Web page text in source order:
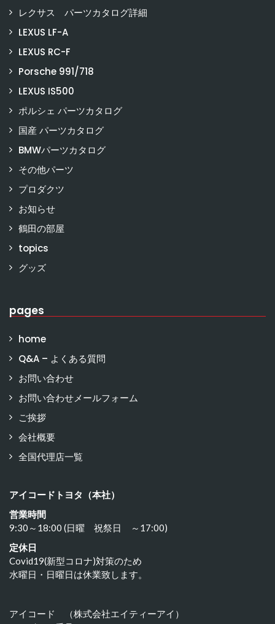
レクサス パーツカタログ詳細
LEXUS LF-A
LEXUS RC-F
Porsche 991/718
LEXUS IS500
ポルシェ パーツカタログ
国産 パーツカタログ
BMWパーツカタログ
その他パーツ
プロダクツ
お知らせ
鶴田の部屋
topics
グッズ
pages
home
Q&A – よくある質問
お問い合わせ
お問い合わせメールフォーム
ご挨拶
会社概要
全国代理店一覧
アイコードトヨタ（本社）
営業時間
9:30～18:00 (日曜 祝祭日 ～17:00)
定休日
Covid19(新型コロナ)対策のため
水曜日・日曜日は休業致します。
アイコード （株式会社エイティーアイ）